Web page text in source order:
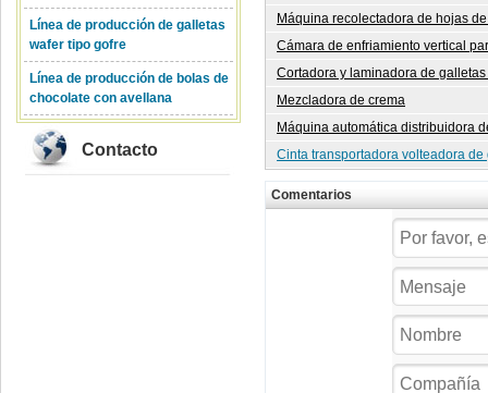
Línea de producción de galletas
wafer tipo gofre
Línea de producción de bolas de
chocolate con avellana
Contacto
Máquina recolectadora de hojas
Cámara de enfriamiento vertical
Cortadora y laminadora de
Mezcladora de crema
Máquina automática distribuidora
Cinta transportadora volteadora
Comentarios